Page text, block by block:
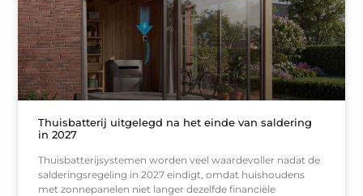
Thuisbatterij uitgelegd na het einde van saldering
in 2027
Thuisbatterijsystemen worden veel waardevoller nadat de
salderingsregeling in 2027 eindigt, omdat huishoudens
met zonnepanelen niet langer dezelfde financiële